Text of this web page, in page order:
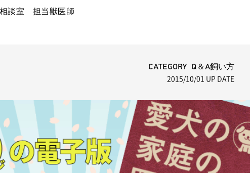
談室 担当獣医師
CATEGORY Q＆A飼い方
2015/10/01 UP DATE